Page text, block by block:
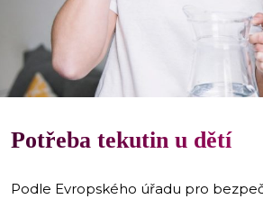
Potřeba tekutin u dětí
Podle Evropského úřadu pro